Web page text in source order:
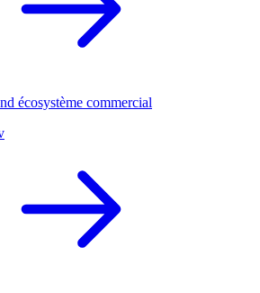
écosystème commercial